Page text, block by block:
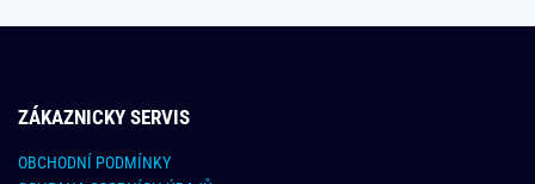
ZÁKAZNICKY SERVIS
OBCHODNÍ PODMÍNKY